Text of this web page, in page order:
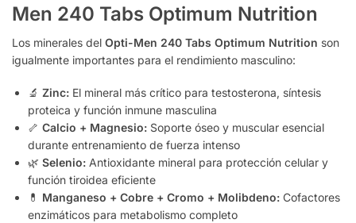
Men 240 Tabs Optimum Nutrition
Los minerales del Opti-Men 240 Tabs Optimum Nutrition son
igualmente importantes para el rendimiento masculino:
🔬 Zinc: El mineral más crítico para testosterona, síntesis
proteica y función inmune masculina
🦴 Calcio + Magnesio: Soporte óseo y muscular esencial
durante entrenamiento de fuerza intenso
🌿 Selenio: Antioxidante mineral para protección celular y
función tiroidea eficiente
💊 Manganeso + Cobre + Cromo + Molibdeno: Cofactores
enzimáticos para metabolismo completo